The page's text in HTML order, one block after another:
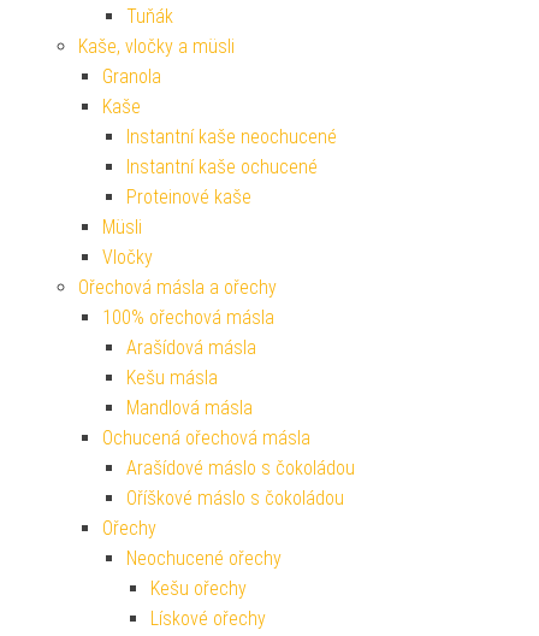
Tuňák
Kaše, vločky a müsli
Granola
Kaše
Instantní kaše neochucené
Instantní kaše ochucené
Proteinové kaše
Müsli
Vločky
Ořechová másla a ořechy
100% ořechová másla
Arašídová másla
Kešu másla
Mandlová másla
Ochucená ořechová másla
Arašídové máslo s čokoládou
Oříškové máslo s čokoládou
Ořechy
Neochucené ořechy
Kešu ořechy
Lískové ořechy